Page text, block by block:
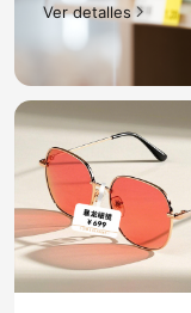
Ver detalles​